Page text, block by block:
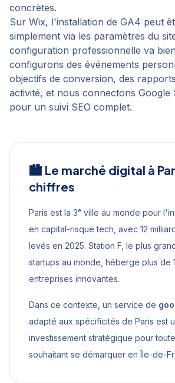
concrètes.
Sur Wix, l'installation de GA4 peut
simplement via les paramètres du
configuration professionnelle va
configurons des événements
objectifs de conversion, des
activité, et nous connectons Google
pour un suivi SEO complet.
🏙️ Le marché digital à
chiffres
Paris est la 3ᵉ ville au monde pour
en capital-risque tech, avec 12
levés en 2025. Station F, le plus
startups au monde, héberge plus de
entreprises innovantes.
Dans ce contexte, un service de
adapté aux spécificités de Paris est
investissement stratégique pour
souhaitant se démarquer enÎle-de-